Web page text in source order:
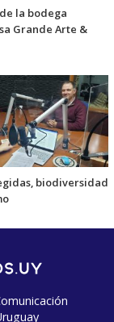
la bodega
Grande Arte &
biodiversidad